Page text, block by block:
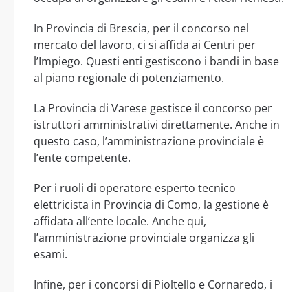
In Provincia di Brescia, per il concorso nel
mercato del lavoro, ci si affida ai Centri per
l’Impiego. Questi enti gestiscono i bandi in base
al piano regionale di potenziamento.
La Provincia di Varese gestisce il concorso per
istruttori amministrativi direttamente. Anche in
questo caso, l’amministrazione provinciale è
l’ente competente.
Per i ruoli di operatore esperto tecnico
elettricista in Provincia di Como, la gestione è
affidata all’ente locale. Anche qui,
l’amministrazione provinciale organizza gli
esami.
Infine, per i concorsi di Pioltello e Cornaredo, i